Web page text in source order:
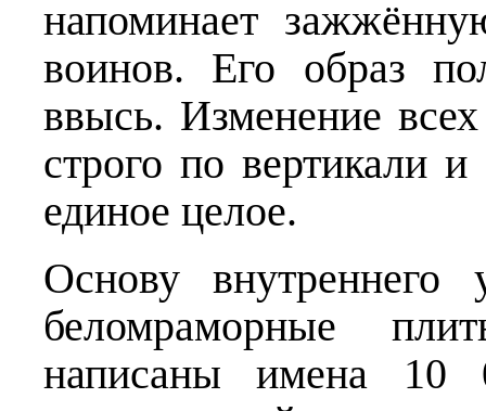
напоминает
воинов. Его образ
ввысь. Изменение
строго по вертикали
единое целое.
Основу внутреннего
беломраморные
написаны имена 10